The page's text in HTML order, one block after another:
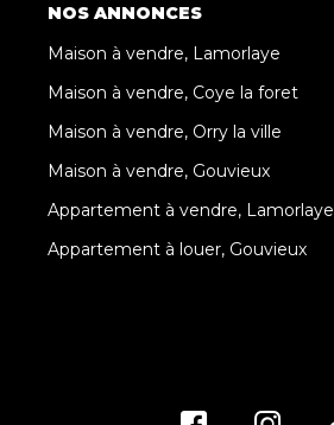
NOS ANNONCES
Maison à vendre, Lamorlaye
Maison à vendre, Coye la foret
Maison à vendre, Orry la ville
Maison à vendre, Gouvieux
Appartement à vendre, Lamorlaye
Appartement à louer, Gouvieux